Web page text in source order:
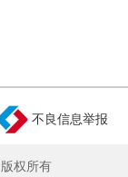
丽中国建
文件出台，
”；河湖长
制定修订多
不良信息举报
权所有